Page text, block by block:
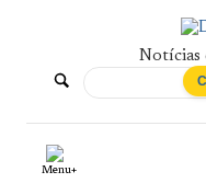
De
Norte
Notícias
Menu+